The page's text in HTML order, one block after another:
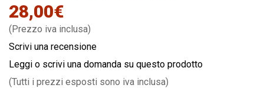
28,00€
(Prezzo iva inclusa)
Scrivi una recensione
Leggi o scrivi una domanda su questo prodotto
(Tutti i prezzi esposti sono iva inclusa)